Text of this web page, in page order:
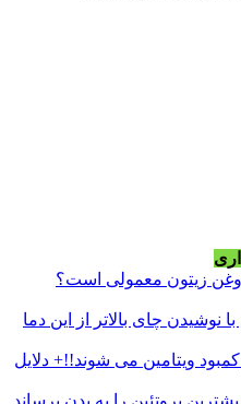
روغن زیتون معمولی است؟
نوشیدن چای بالاتر از این دما
کمبود ویتامین می شوند!!+ دلایل
پروتئین را به بدن برساند